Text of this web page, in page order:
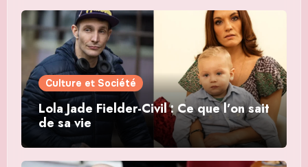
Culture et Société
Lola Jade Fielder-Civil : Ce que l’on sait
de sa vie